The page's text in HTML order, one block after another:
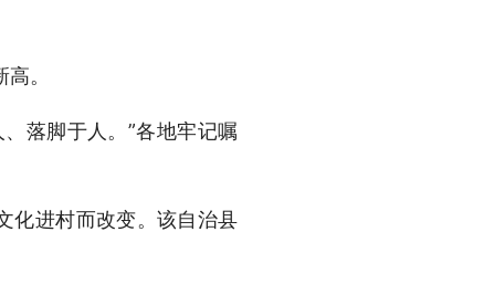
。
落脚于人。”各地牢记嘱
化进村而改变。该自治县